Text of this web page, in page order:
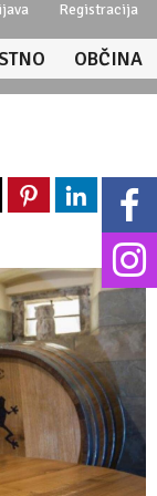
Registracija
OBČINA